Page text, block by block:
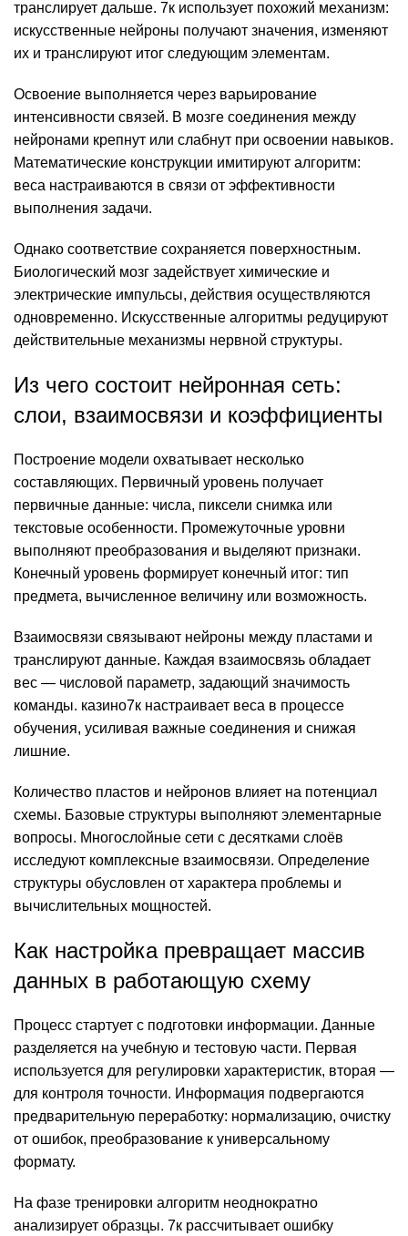
транслирует дальше. 7к использует похожий механизм:
искусственные нейроны получают значения, изменяют
их и транслируют итог следующим элементам.
Освоение выполняется через варьирование
интенсивности связей. В мозге соединения между
нейронами крепнут или слабнут при освоении навыков.
Математические конструкции имитируют алгоритм:
веса настраиваются в связи от эффективности
выполнения задачи.
Однако соответствие сохраняется поверхностным.
Биологический мозг задействует химические и
электрические импульсы, действия осуществляются
одновременно. Искусственные алгоритмы редуцируют
действительные механизмы нервной структуры.
Из чего состоит нейронная сеть:
слои, взаимосвязи и коэффициенты
Построение модели охватывает несколько
составляющих. Первичный уровень получает
первичные данные: числа, пиксели снимка или
текстовые особенности. Промежуточные уровни
выполняют преобразования и выделяют признаки.
Конечный уровень формирует конечный итог: тип
предмета, вычисленное величину или возможность.
Взаимосвязи связывают нейроны между пластами и
транслируют данные. Каждая взаимосвязь обладает
вес — числовой параметр, задающий значимость
команды. казино7к настраивает веса в процессе
обучения, усиливая важные соединения и снижая
лишние.
Количество пластов и нейронов влияет на потенциал
схемы. Базовые структуры выполняют элементарные
вопросы. Многослойные сети с десятками слоёв
исследуют комплексные взаимосвязи. Определение
структуры обусловлен от характера проблемы и
вычислительных мощностей.
Как настройка превращает массив
данных в работающую схему
Процесс стартует с подготовки информации. Данные
разделяется на учебную и тестовую части. Первая
используется для регулировки характеристик, вторая —
для контроля точности. Информация подвергаются
предварительную переработку: нормализацию, очистку
от ошибок, преобразование к универсальному
формату.
На фазе тренировки алгоритм неоднократно
анализирует образцы. 7к рассчитывает ошибку